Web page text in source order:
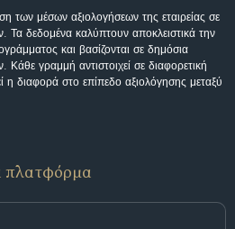
των μέσων αξιολογήσεων της εταιρείας σε
Τα δεδομένα καλύπτουν αποκλειστικά την
και βασίζονται σε δημόσια
Κάθε γραμμή αντιστοιχεί σε διαφορετική
η διαφορά στο επίπεδο αξιολόγησης μεταξύ
πλατφόρμα